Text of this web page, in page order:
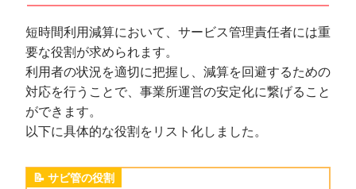
短時間利用減算において、サービス管理責任者には重
要な役割が求められます。
利用者の状況を適切に把握し、減算を回避するための
対応を行うことで、事業所運営の安定化に繋げること
ができます。
以下に具体的な役割をリスト化しました。
サビ管の役割